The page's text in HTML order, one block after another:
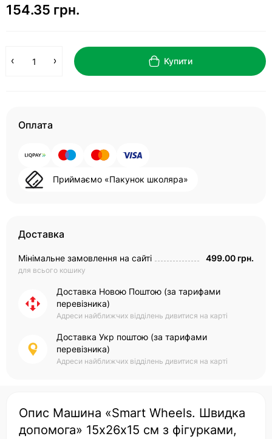
154.35 грн.
Купити
Оплата
Приймаємо «Пакунок школяра»
Доставка
Мінімальне замовлення на сайті
для всього кошику
499.00 грн.
Доставка Новою Поштою (за тарифами
перевізника)
Адреси найближчих відділень дивитися на карті
Доставка Укр поштою (за тарифами
перевізника)
Адреси найближчих відділень дивитися на карті
Опис Машина «Smart Wheels. Швидка
допомога» 15х26х15 см з фігурками,